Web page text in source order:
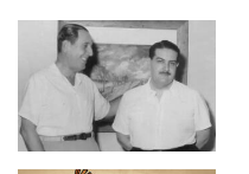
Imagen